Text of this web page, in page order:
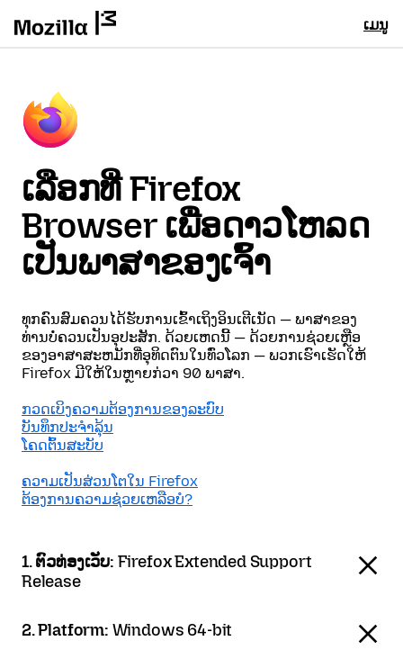
ເມນູ
ເລືອກທີ່ Firefox
Browser ເພື່ອດາວໂຫລດ
ເປັນພາສາຂອງເຈົ້າ
ທຸກຄົນສົມຄວນໄດ້ຮັບການເຂົ້າເຖິງອິນເຕີເນັດ — ພາສາຂອງ
ທ່ານບໍ່ຄວນເປັນອຸປະສັກ. ດ້ວຍເຫດນີ້ — ດ້ວຍການຊ່ວຍເຫຼືອ
ຂອງອາສາສະຫມັກທີ່ອຸທິດຕົນໃນທົ່ວໂລກ — ພວກເຮົາເຮັດໃຫ້
Firefox ມີໃຫ້ໃນຫຼາຍກ່ວາ 90 ພາສາ.
ກວດເບິງຄວາມຕ້ອງການຂອງລະບົບ
ບັນທຶກປະຈຳລຸ້ນ
ໂຄດຕົ້ນສະບັບ
ຄວາມເປັນສ່ວນໂຕໃນ Firefox
ຕ້ອງການຄວາມຊ່ວຍເຫລືອບໍ?
1. ຕົວທ່ອງເວັບ: Firefox Extended Support
Release
2. Platform: Windows 64-bit